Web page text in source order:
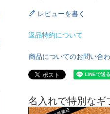
レビューを書く
返品特約について
商品についてのお問い合
名入れで特別なギ